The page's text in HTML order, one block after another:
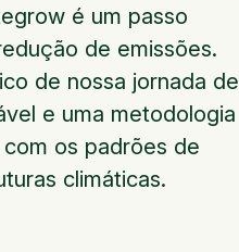
é um passo
de emissões.
de nossa jornada de
e uma metodologia
os padrões de
climáticas.